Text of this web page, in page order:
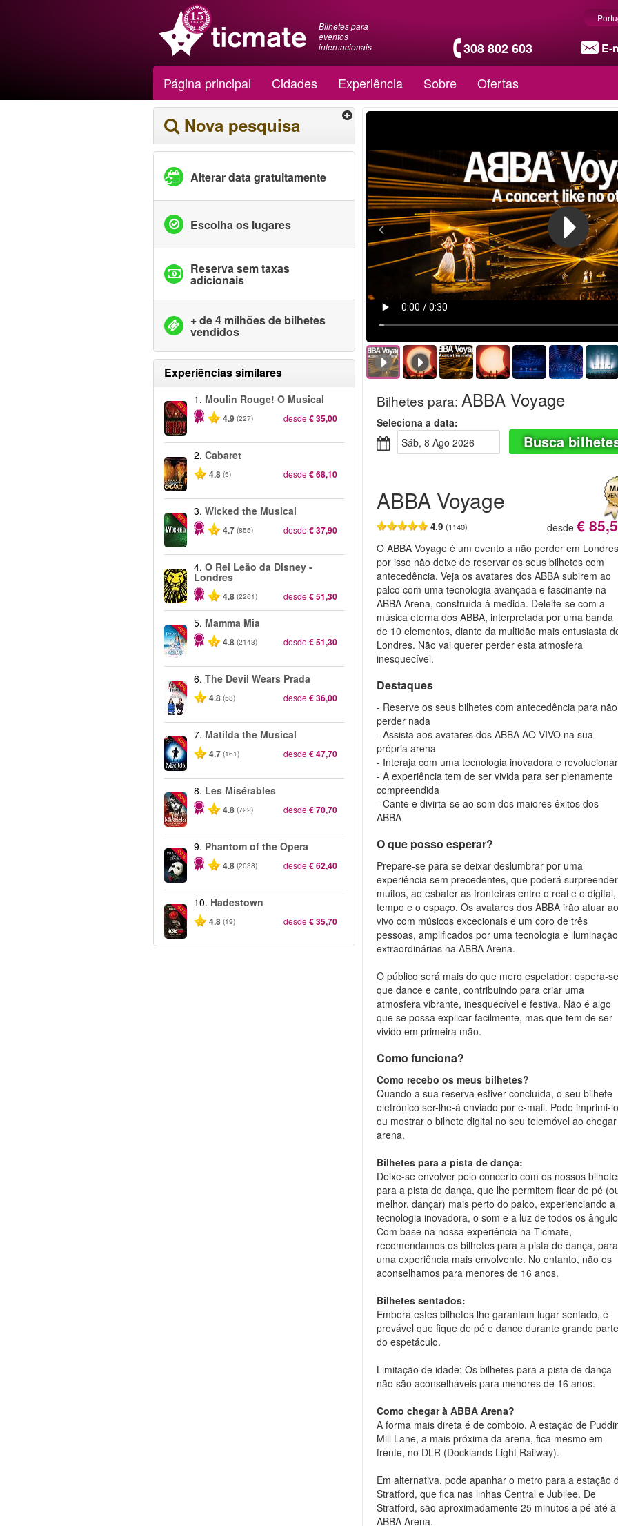
Bilhetes para
eventos
internacionais
308 802 603 E-
Página principal Cidades Experiência Sobre Ofertas
Nova pesquisa
Alterar data gratuitamente
Escolha os lugares
Reserva sem taxas
adicionais
+ de 4 milhões de bilhetes
vendidos
Experiências similares
-50%
1. Moulin Rouge! O Musical
4.9 (227) desde€ 35,00
2. Cabaret
4.8 (5) desde€ 68,10
-50%
3. Wicked the Musical
4.7 (855) desde€ 37,90
4. O Rei Leão da Disney -
Londres
4.8 (2261) desde€ 51,30
-40%
5. Mamma Mia
4.8 (2143) desde€ 51,30
-50%
6. The Devil Wears Prada
4.8 (58) desde€ 36,00
-50%
7. Matilda the Musical
4.7 (161) desde€ 47,70
-40%
8. Les Misérables
4.8 (722) desde€ 70,70
-20%
9. Phantom of the Opera
4.8 (2038) desde€ 62,40
-50%
10. Hadestown
4.8 (19) desde€ 35,70
Bilhetes para: ABBA Voyage
Seleciona a data:
Sáb, 8 Ago 2026
Busca
ABBA Voyage
4.9(1140) desde €
O ABBA Voyage é um evento a não perder em
por isso não deixe de reservar os seus bilhetes com
antecedência. Veja os avatares dos ABBA subirem ao
palco com uma tecnologia avançada e fascinante na
ABBA Arena, construída à medida. Deleite-se com a
música eterna dos ABBA, interpretada por uma banda
de 10 elementos, diante da multidão mais entusiasta
Londres. Não vai querer perder esta atmosfera
inesquecível.
Destaques
- Reserve os seus bilhetes com antecedência para não
perder nada
- Assista aos avatares dos ABBA AO VIVO na sua
própria arena
- Interaja com uma tecnologia inovadora e
- A experiência tem de ser vivida para ser plenamente
compreendida
- Cante e divirta-se ao som dos maiores êxitos dos
ABBA
O que posso esperar?
Prepare-se para se deixar deslumbrar por uma
experiência sem precedentes, que poderá surpreender
muitos, ao esbater as fronteiras entre o real e o digital,
tempo e o espaço. Os avatares dos ABBA irão atuar ao
vivo com músicos excecionais e um coro de três
pessoas, amplificados por uma tecnologia e iluminação
extraordinárias na ABBA Arena.
O público será mais do que mero espetador: espera-se
que dance e cante, contribuindo para criar uma
atmosfera vibrante, inesquecível e festiva. Não é algo
que se possa explicar facilmente, mas que tem de ser
vivido em primeira mão.
Como funciona?
Como recebo os meus bilhetes?
Quando a sua reserva estiver concluída, o seu bilhete
eletrónico ser-lhe-á enviado por e-mail. Pode imprimi-lo
ou mostrar o bilhete digital no seu telemóvel ao
arena.
Bilhetes para a pista de dança:
Deixe-se envolver pelo concerto com os nossos
para a pista de dança, que lhe permitem ficar de pé
melhor, dançar) mais perto do palco, experienciando a
tecnologia inovadora, o som e a luz de todos os
Com base na nossa experiência na Ticmate,
recomendamos os bilhetes para a pista de dança, para
uma experiência mais envolvente. No entanto, não os
aconselhamos para menores de 16 anos.
Bilhetes sentados:
Embora estes bilhetes lhe garantam lugar sentado, é
provável que fique de pé e dance durante grande parte
do espetáculo.
Limitação de idade: Os bilhetes para a pista de dança
não são aconselháveis para menores de 16 anos.
Como chegar à ABBA Arena?
A forma mais direta é de comboio. A estação de
Mill Lane, a mais próxima da arena, fica mesmo em
frente, no DLR (Docklands Light Railway).
Em alternativa, pode apanhar o metro para a estação
Stratford, que fica nas linhas Central e Jubilee. De
Stratford, são aproximadamente 25 minutos a pé até à
ABBA Arena.